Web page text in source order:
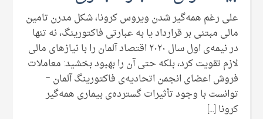
علی رغم همه‌گیر شدن ویروس کرونا، شکل مدرن تامین
مالی مبتنی بر قرارداد یا به عبارتی فاکتورینگ، نه تنها
در نیمه‌ی اول سال ۲۰۲۰ اقتصاد آلمان را با نیازهای مالی
لازم تقویت کرد، بلکه حتی آن را بهبود بخشید: معاملات
فروش اعضای انجمن اتحادیه‌ی فاکتورینگ آلمان –
توانست با وجود تأثیرات گسترده‌ی بیماری همه‌گیر
کرونا […]